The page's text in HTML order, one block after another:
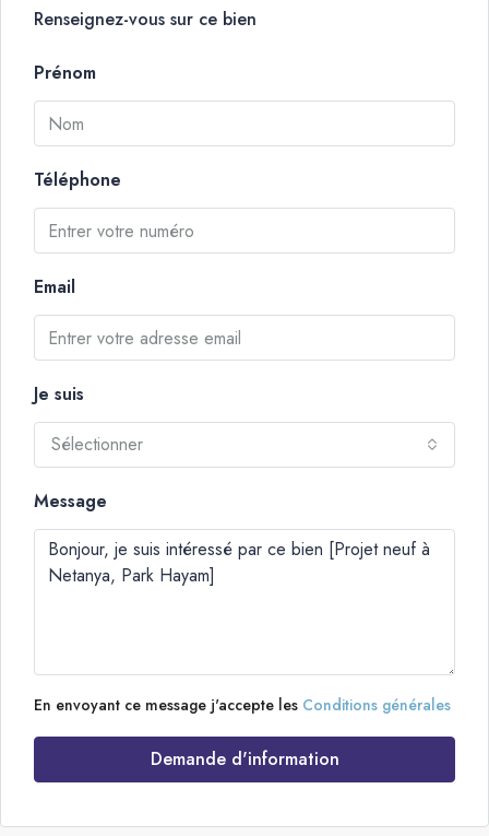
Renseignez-vous sur ce bien
Prénom
Téléphone
Email
Je suis
Sélectionner
Message
En envoyant ce message j'accepte les Conditions générales
Demande d'information